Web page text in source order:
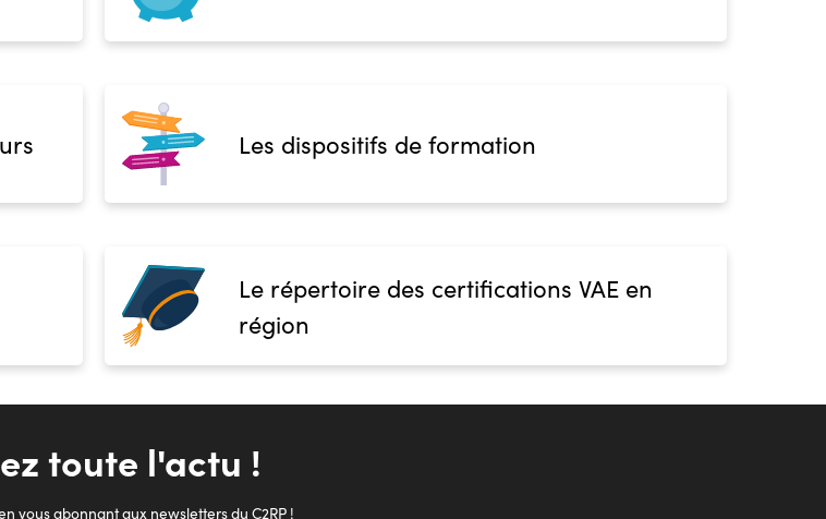
Les dispositifs de formation
Le répertoire des certifications VAE en
région
toute l'actu !
vous abonnant aux newsletters du C2RP !